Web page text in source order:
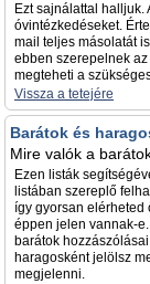
Ezt sajnálattal halljuk.
óvintézkedéseket.
mail teljes másolatát
ebben szerepelnek
megteheti a
Vissza a tetejére
Barátok és
Mire valók a
Ezen listák
listában szereplő
így gyorsan elérheted
éppen jelen vannak-
barátok
haragosként jelölsz
megjelenni.